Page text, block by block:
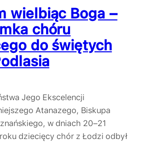
wielbiąc Boga –
chóru
do świętych
Jego Ekscelencji
Atanazego, Biskupa
w dniach 20–21
dziecięcy chór z Łodzi odbył